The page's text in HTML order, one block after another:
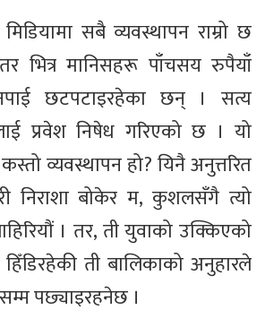
सबै व्यवस्थापन राम्रो छ
भित्र मानिसहरू पाँचसय रुपैयाँ
छटपटाइरहेका छन् । सत्य
प्रवेश निषेध गरिएको छ । यो
व्यवस्थापन हो? यिनै अनुत्तरित
निराशा बोकेर म, कुशलसँगै त्यो
। तर, ती युवाको उक्किएको
ती बालिकाको अनुहारले
पछ्याइरहनेछ ।